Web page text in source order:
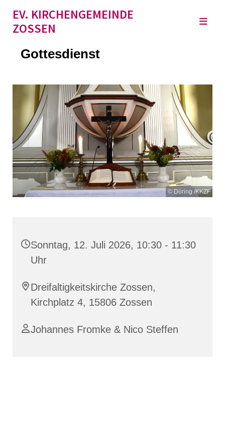
EV. KIRCHENGEMEINDE
ZOSSEN
Gottesdienst
© Düring /KKZF
Sonntag, 12. Juli 2026, 10:30 - 11:30
Uhr
Dreifaltigkeitskirche Zossen,
Kirchplatz 4, 15806 Zossen
Johannes Fromke & Nico Steffen